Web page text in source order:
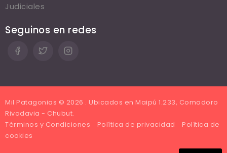
Judiciales
Seguinos en redes
Mil Patagonias © 2026 . Ubicados en Maipú 1.233, Comodoro
Rivadavia - Chubut.
Términos y Condiciones
Política de privacidad
Política de
cookies